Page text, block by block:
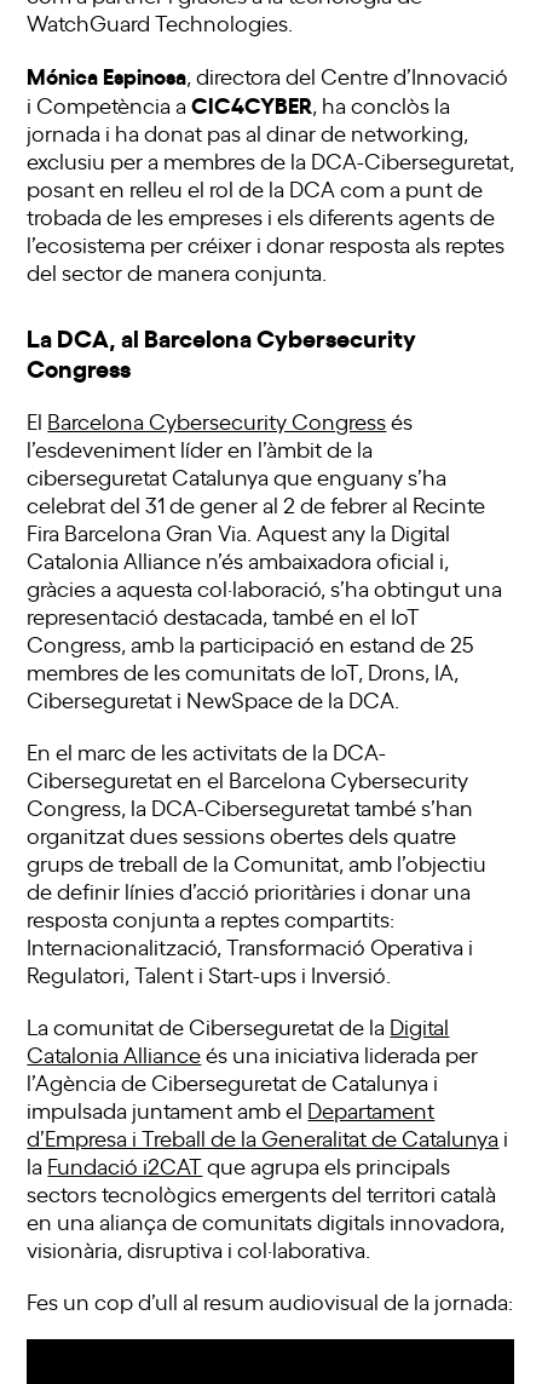
WatchGuard Technologies.
Mónica Espinosa , directora del Centre d’Innovació
i Competència aCIC4CYBER , ha conclòs la
jornada i ha donat pas al dinar de networking,
exclusiu per a membres de la DCA-Ciberseguretat,
posant en relleu el rol de la DCA com a punt de
trobada de les empreses i els diferents agents de
l’ecosistema per créixer i donar resposta als reptes
del sector de manera conjunta.
La DCA, al Barcelona Cybersecurity
Congress
El Barcelona Cybersecurity Congressés
l’esdeveniment líder en l’àmbit de la
ciberseguretat Catalunya que enguany s’ha
celebrat del 31 de gener al 2 de febrer al Recinte
Fira Barcelona Gran Via. Aquest any la Digital
Catalonia Alliance n’és ambaixadora oficial i,
gràcies a aquesta col·laboració, s’ha obtingut una
representació destacada, també en el IoT
Congress, amb la participació en estand de 25
membres de les comunitats de IoT, Drons, IA,
Ciberseguretat i NewSpace de la DCA.
En el marc de les activitats de la DCA-
Ciberseguretat en el Barcelona Cybersecurity
Congress, la DCA-Ciberseguretat també s’han
organitzat dues sessions obertes dels quatre
grups de treball de la Comunitat, amb l’objectiu
de definir línies d’acció prioritàries i donar una
resposta conjunta a reptes compartits:
Internacionalització, Transformació Operativa i
Regulatori, Talent i Start-ups i Inversió.
La comunitat de Ciberseguretat de la Digital
Catalonia Allianceés una iniciativa liderada per
l’Agència de Ciberseguretat de Catalunya i
impulsada juntament amb el Departament
d’Empresa i Treball de la Generalitat de Catalunya i
la Fundació i2CATque agrupa els principals
sectors tecnològics emergents del territori català
en una aliança de comunitats digitals innovadora,
visionària, disruptiva i col·laborativa.
Fes un cop d’ull al resum audiovisual de la jornada: